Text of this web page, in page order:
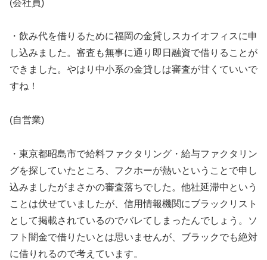
(会社員)
・飲み代を借りるために福岡の金貸しスカイオフィスに申
し込みました。審査も無事に通り即日融資で借りることが
できました。やはり中小系の金貸しは審査が甘くていいで
すね！
(自営業)
・東京都昭島市で給料ファクタリング・給与ファクタリン
グを探していたところ、フクホーが熱いということで申し
込みましたがまさかの審査落ちでした。他社延滞中という
ことは伏せていましたが、信用情報機関にブラックリスト
として掲載されているのでバレてしまったんでしょう。ソ
フト闇金で借りたいとは思いませんが、ブラックでも絶対
に借りれるので考えています。